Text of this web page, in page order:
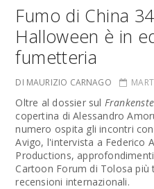
Fumo di China
Halloween è in
fumetteria
DI MAURIZIO CARNAGO
Oltre al dossier sul
copertina di Alessandro
numero ospita gli incontri
Avigo, l'intervista a Federico
Productions,
Cartoon Forum di Tolosa più
recensioni internazionali.